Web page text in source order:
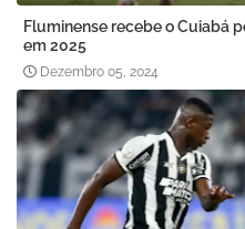
Fluminense recebe o Cuiabá
em 2025
Dezembro 05, 2024